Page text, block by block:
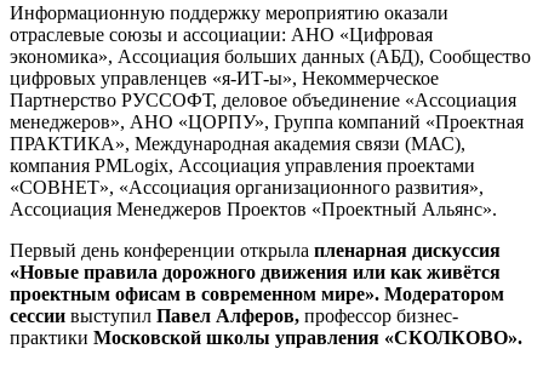
Информационную поддержку мероприятию оказали
отраслевые союзы и ассоциации: АНО «Цифровая
экономика», Ассоциация больших данных (АБД), Сообщество
цифровых управленцев «я-ИТ-ы», Некоммерческое
Партнерство РУССОФТ, деловое объединение «Ассоциация
менеджеров», АНО «ЦОРПУ», Группа компаний «Проектная
ПРАКТИКА», Международная академия связи (МАС),
компания PMLogix, Ассоциация управления проектами
«СОВНЕТ», «Ассоциация организационного развития»,
Ассоциация Менеджеров Проектов «Проектный Альянс».
Первый день конференции открыла пленарная дискуссия
«Новые правила дорожного движения или как живётся
проектным офисам в современном мире». Модератором
сессии выступил Павел Алферов, профессор бизнес-
практики Московской школы управления «СКОЛКОВО».